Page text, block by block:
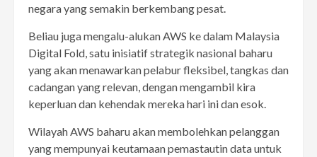
negara yang semakin berkembang pesat.
Beliau juga mengalu-alukan AWS ke dalam Malaysia
Digital Fold, satu inisiatif strategik nasional baharu
yang akan menawarkan pelabur fleksibel, tangkas dan
cadangan yang relevan, dengan mengambil kira
keperluan dan kehendak mereka hari ini dan esok.
Wilayah AWS baharu akan membolehkan pelanggan
yang mempunyai keutamaan pemastautin data untuk